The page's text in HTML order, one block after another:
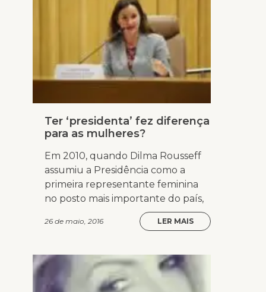
Ter ‘presidenta’ fez diferença
para as mulheres?
Em 2010, quando Dilma Rousseff
assumiu a Presidência como a
primeira representante feminina
no posto mais importante do país,
26 de maio, 2016 LER MAIS